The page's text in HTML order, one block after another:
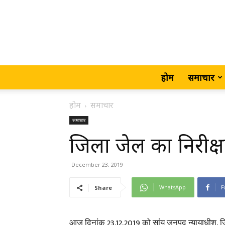
होम समाचार
होम समाचार
समाचार
जिला जेल का
December 23, 2019
Share WhatsApp